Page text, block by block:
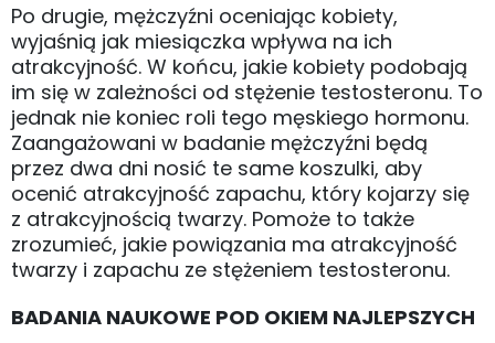
Po drugie, mężczyźni oceniając kobiety,
wyjaśnią jak miesiączka wpływa na ich
atrakcyjność. W końcu, jakie kobiety podobają
im się w zależności od stężenie testosteronu. To
jednak nie koniec roli tego męskiego hormonu.
Zaangażowani w badanie mężczyźni będą
przez dwa dni nosić te same koszulki, aby
ocenić atrakcyjność zapachu, który kojarzy się
z atrakcyjnością twarzy. Pomoże to także
zrozumieć, jakie powiązania ma atrakcyjność
twarzy i zapachu ze stężeniem testosteronu.
BADANIA NAUKOWE POD OKIEM NAJLEPSZYCH